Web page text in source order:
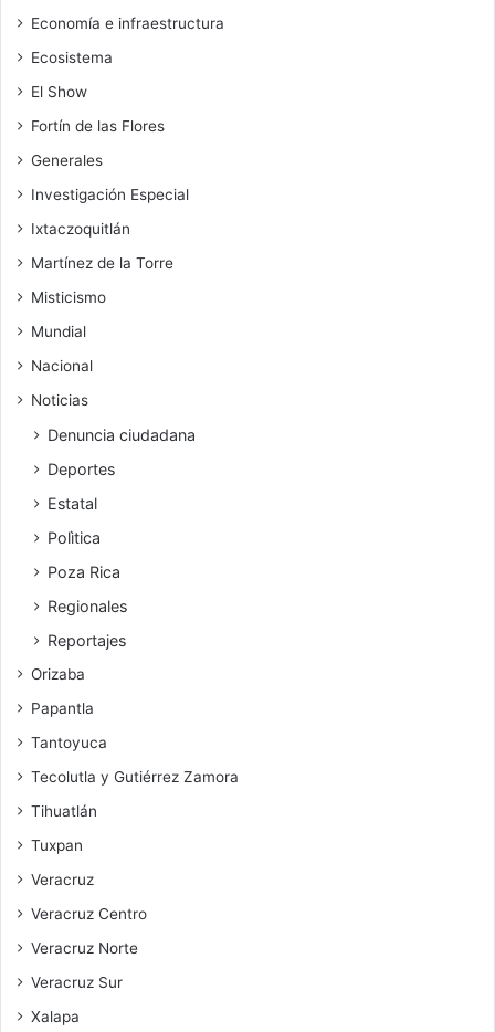
Economía e infraestructura
Ecosistema
El Show
Fortín de las Flores
Generales
Investigación Especial
Ixtaczoquitlán
Martínez de la Torre
Misticismo
Mundial
Nacional
Noticias
Denuncia ciudadana
Deportes
Estatal
Polìtica
Poza Rica
Regionales
Reportajes
Orizaba
Papantla
Tantoyuca
Tecolutla y Gutiérrez Zamora
Tihuatlán
Tuxpan
Veracruz
Veracruz Centro
Veracruz Norte
Veracruz Sur
Xalapa